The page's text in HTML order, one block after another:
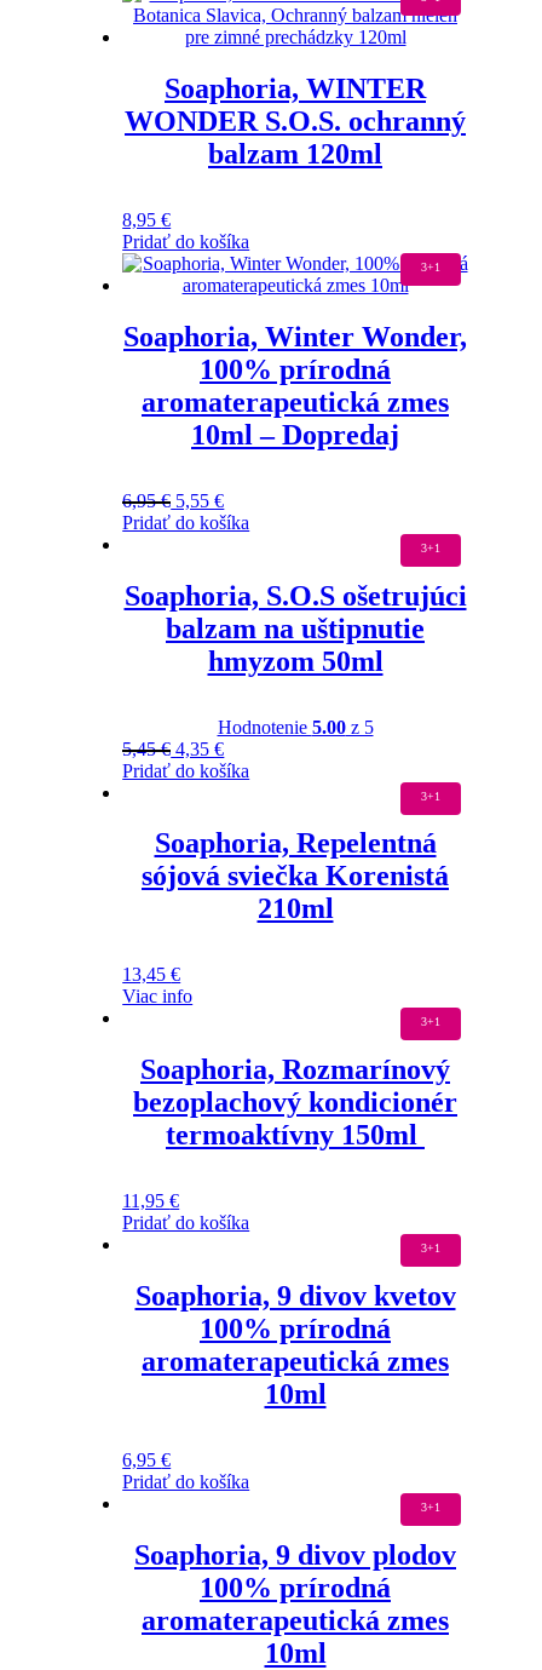
Soaphoria, WINTER
WONDER S.O.S. ochranný
balzam 120ml
8,95€
Pridať do košíka
Soaphoria, Winter Wonder,
100% prírodná
aromaterapeutická zmes
10ml – Dopredaj
6,95€ 5,55€
3+1
Pridať do košíka
Soaphoria, S.O.S ošetrujúci
balzam na uštipnutie
hmyzom 50ml
Hodnotenie 5.00z 5
5,45€ 4,35€
3+1
Pridať do košíka
Soaphoria, Repelentná
sójová sviečka Korenistá
210ml
13,45€
3+1
Viac info
Soaphoria, Rozmarínový
bezoplachový kondicionér
termoaktívny 150ml
11,95€
3+1
Pridať do košíka
Soaphoria, 9 divov kvetov
100% prírodná
aromaterapeutická zmes
10ml
6,95€
3+1
Pridať do košíka
Soaphoria, 9 divov plodov
100% prírodná
aromaterapeutická zmes
10ml
3+1